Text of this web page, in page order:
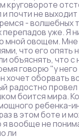
круговороте
почти не
- волшебных
перепадов уже. Я
мной овощем.
что его опять
объяснять, что
говорю "у
хочет оборвать
радостно
боится мира.
ребенка-
в этом боте и
я вообще не
ли